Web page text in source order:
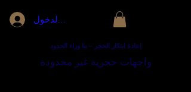
تسجيل الدخول
إعادة ابتكار الحجر - ما وراء الحدود
واجهات حجرية غير محدودة